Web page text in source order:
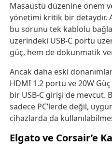
Masaüstü düzenine önem
yönetimi kritik bir detaydır.
bu sorunu tek kablolu
üzerindeki USB-C portu
güç, hem de dokunmatik
Ancak daha eski
HDMI 1.2 portu ve 20W Güç
bir USB-C girişi de mevcut.
sadece PC’lerde değil,
cihazlarda da
Elgato ve Corsair’e